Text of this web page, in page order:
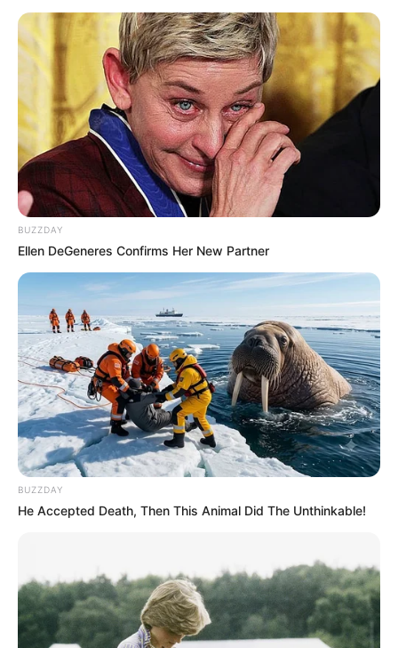
BUZZDAY
Ellen DeGeneres Confirms Her New Partner
BUZZDAY
He Accepted Death, Then This Animal Did The Unthinkable!